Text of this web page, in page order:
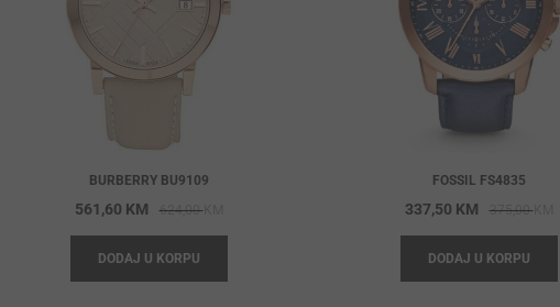
BURBERRY BU9109
624,00KM
price
624,00 KM.
561,60 KM
price
561,60 KM.
DODAJ U KORPU
FOSSIL FS4835
375,00KM
337,50 KM
DODAJ U KORPU